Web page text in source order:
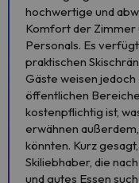
hochwertige und
Komfort der Zimmer
Personals. Es
praktischen
Gäste weisen jedoch
öffentlichen
kostenpflichtig ist,
erwähnen
könnten. Kurz
Skiliebhaber, die
und gutes Essen